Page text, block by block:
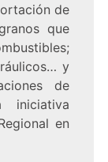
de
que
y
de
iniciativa
en